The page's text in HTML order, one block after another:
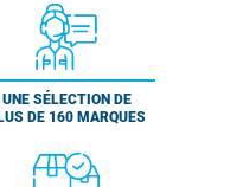
UNE SÉLECTION DE
DE 160 MARQUES